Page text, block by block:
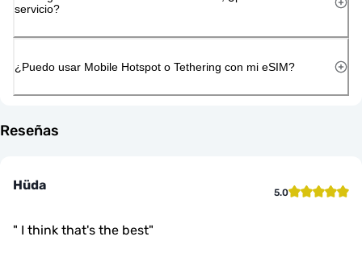
servicio?
¿Puedo usar Mobile Hotspot o Tethering con mi eSIM?
Reseñas
Hüda 5.0
" I think that's the best"